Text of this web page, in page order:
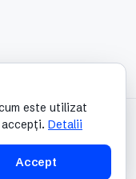
este utilizat
Detalii
Accept